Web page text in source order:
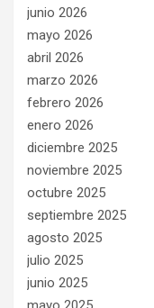
junio 2026
mayo 2026
abril 2026
marzo 2026
febrero 2026
enero 2026
diciembre 2025
noviembre 2025
octubre 2025
septiembre 2025
agosto 2025
julio 2025
junio 2025